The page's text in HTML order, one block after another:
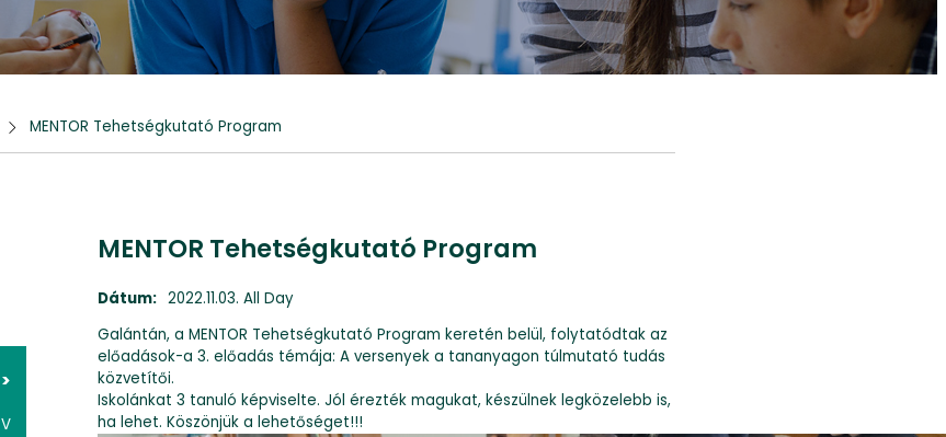
MENTOR Tehetségkutató Program
>
V
MENTOR Tehetségkutató Program
Dátum: 2022.11.03. All Day
Galántán, a MENTOR Tehetségkutató Program keretén belül, folytatódtak az
előadások-a 3. előadás témája: A versenyek a tananyagon túlmutató tudás
közvetítői.
Iskolánkat 3 tanuló képviselte. Jól érezték magukat, készülnek legközelebb is,
ha lehet. Köszönjük a lehetőséget!!!